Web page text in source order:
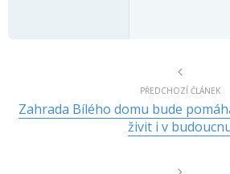
PŘEDCHOZÍ ČLÁNEK
Zahrada Bílého domu bude
živit i v